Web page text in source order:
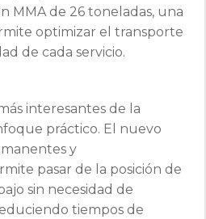
MMA de 26 toneladas, una
optimizar el transporte
de cada servicio.
interesantes de la
práctico. El nuevo
y
pasar de la posición de
sin necesidad de
tiempos de